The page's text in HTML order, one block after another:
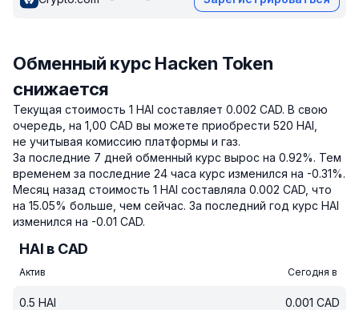
Обменный курс Hacken Token
снижается
Текущая стоимость 1 HAI составляет 0.002 CAD. В свою
очередь, на 1,00 CAD вы можете приобрести 520 HAI,
не учитывая комиссию платформы и газ.
За последние 7 дней обменный курс вырос на 0.92%. Тем
временем за последние 24 часа курс изменился на -0.31%.
Месяц назад стоимость 1 HAI составляла 0.002 CAD, что
на 15.05% больше, чем сейчас. За последний год курс HAI
изменился на -0.01 CAD.
HAI в CAD
Актив Сегодня в
0.5 HAI 0.001 CAD